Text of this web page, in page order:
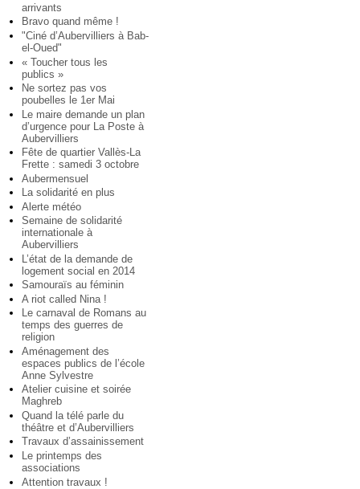
arrivants
Bravo quand même !
"Ciné d’Aubervilliers à Bab-
el-Oued"
« Toucher tous les
publics »
Ne sortez pas vos
poubelles le 1er Mai
Le maire demande un plan
d’urgence pour La Poste à
Aubervilliers
Fête de quartier Vallès-La
Frette : samedi 3 octobre
Aubermensuel
La solidarité en plus
Alerte météo
Semaine de solidarité
internationale à
Aubervilliers
L’état de la demande de
logement social en 2014
Samouraïs au féminin
A riot called Nina !
Le carnaval de Romans au
temps des guerres de
religion
Aménagement des
espaces publics de l’école
Anne Sylvestre
Atelier cuisine et soirée
Maghreb
Quand la télé parle du
théâtre et d’Aubervilliers
Travaux d’assainissement
Le printemps des
associations
Attention travaux !